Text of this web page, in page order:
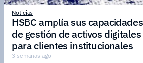
Noticias
HSBC amplía sus capacidades
de gestión de activos digitales
para clientes institucionales
3 semanas ago